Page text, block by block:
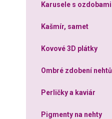
Karusele s ozdobami
Kašmír, samet
Kovové 3D plátky
Ombré zdobení nehtů
Perličky a kaviár
Pigmenty na nehty